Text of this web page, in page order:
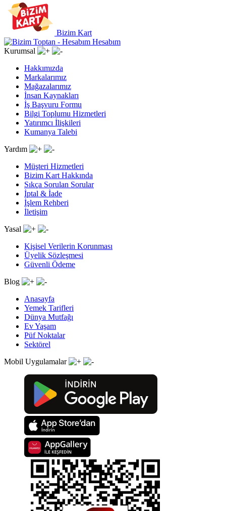
Bizim Kart
Hesabım
Kurumsal
Hakkımızda
Markalarımız
Mağazalarımız
İnsan Kaynakları
İş Başvuru Formu
Bilgi Toplumu Hizmetleri
Yatırımcı İlişkileri
Kumanya Talebi
Yardım
Müşteri Hizmetleri
Bizim Kart Hakkında
Sıkça Sorulan Sorular
İptal & İade
İşlem Rehberi
İletişim
Yasal
Kişisel Verilerin Korunması
Üyelik Sözleşmesi
Güvenli Ödeme
Blog
Anasayfa
Yemek Tarifleri
Dünya Mutfağı
Ev Yaşam
Püf Noktalar
Sektörel
Mobil Uygulamalar